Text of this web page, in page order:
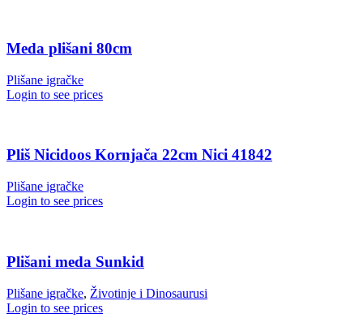
Meda plišani 80cm
Plišane igračke
Login to see prices
Pliš Nicidoos Kornjača 22cm Nici 41842
Plišane igračke
Login to see prices
Plišani meda Sunkid
Plišane igračke, Životinje i Dinosaurusi
Login to see prices